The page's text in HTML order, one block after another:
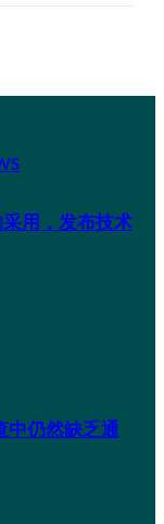
用，发布技术
中仍然缺乏通